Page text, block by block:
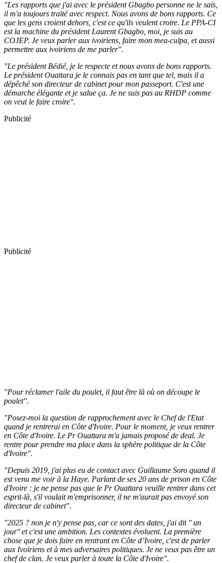
"Les rapports que j'ai avec le président Gbagbo personne ne le sais,
il m'a toujours traité avec respect. Nous avons de bons rapports. Ce
que les gens croient dehors, c'est ce qu'ils veulent croire. Le PPA-CI
est la machine du président Laurent Gbagbo, moi, je suis au
COJEP. Je veux parler aux ivoiriens, faire mon mea-culpa, et aussi
permettre aux ivoiriens de me parler".
"Le président Bédié, je le respecte et nous avons de bons rapports.
Le président Ouattara je le connais pas en tant que tel, mais il a
dépêché son directeur de cabinet pour mon passeport. C'est une
démarche élégante et je salue ça. Je ne suis pas au RHDP comme
on veut le faire croire".
Publicité
Publicité
"Pour réclamer l'aile du poulet, il faut être là où on découpe le
poulet".
"Posez-moi la question de rapprochement avec le Chef de l'Etat
quand je rentrerai en Côte d'Ivoire. Pour le moment, je veux rentrer
en Côte d'Ivoire. Le Pr Ouattara m'a jamais proposé de deal. Je
rentre pour prendre ma place dans la sphère politique de la Côte
d'Ivoire".
"Depuis 2019, j'ai plus eu de contact avec Guillaume Soro quand il
est venu me voir à la Haye. Parlant de ses 20 ans de prison en Côte
d'Ivoire : je ne pense pas que le Pr Ouattara veuille rentrer dans cet
esprit-là, s'il voulait m'emprisonner, il ne m'aurait pas envoyé son
directeur de cabinet".
"2025 ? non je n'y pense pas, car ce sont des dates, j'ai dit '' un
jour'' et c'est une ambition. Les contextes évoluent. La première
chose que je dois faire en rentrant en Côte d’Ivoire, c'est de parler
aux Ivoiriens et à mes adversaires politiques. Je ne veux pas être un
chef de clan. Je veux parler à toute la Côte d'Ivoire".